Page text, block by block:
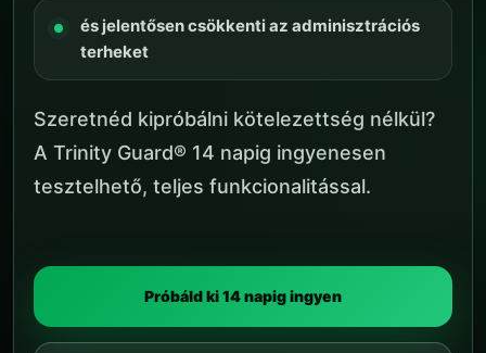
és jelentősen csökkenti az adminisztrációs
terheket
Szeretnéd kipróbálni kötelezettség nélkül?
A Trinity Guard® 14 napig ingyenesen
tesztelhető, teljes funkcionalitással.
Próbáld ki 14 napig ingyen